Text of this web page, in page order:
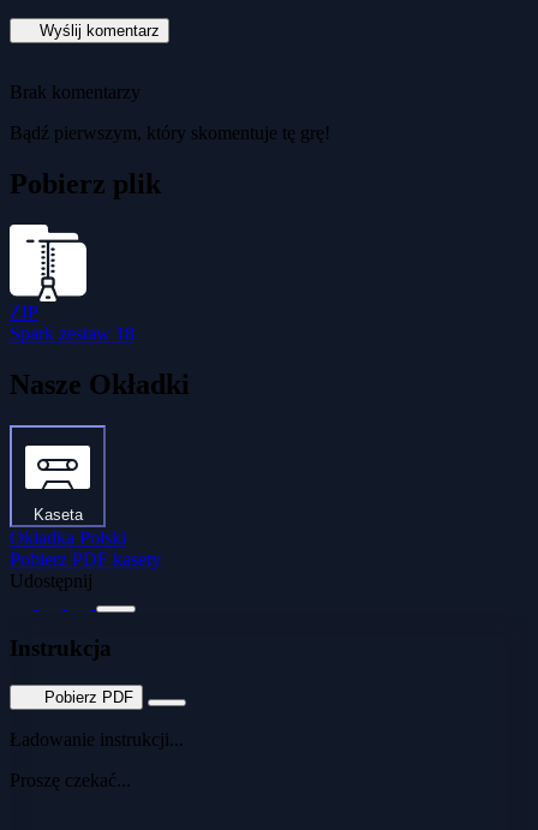
Wyślij komentarz
Brak komentarzy
Bądź pierwszym, który skomentuje tę grę!
Pobierz plik
ZIP
Spark zestaw 18
Nasze Okładki
Kaseta
Okładka Polski
Pobierz PDF kasety
Udostępnij
Instrukcja
Pobierz PDF
Ładowanie instrukcji...
Proszę czekać...